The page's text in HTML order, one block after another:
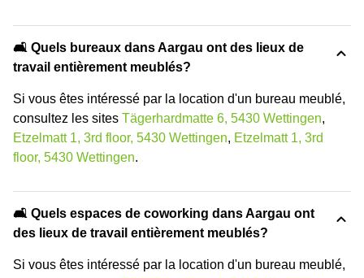
🛋️ Quels bureaux dans Aargau ont des lieux de
travail entièrement meublés?
Si vous êtes intéressé par la location d'un bureau meublé,
consultez les sites Tägerhardmatte 6, 5430 Wettingen,
Etzelmatt 1, 3rd floor, 5430 Wettingen, Etzelmatt 1, 3rd
floor, 5430 Wettingen.
🛋️ Quels espaces de coworking dans Aargau ont
des lieux de travail entièrement meublés?
Si vous êtes intéressé par la location d'un bureau meublé,